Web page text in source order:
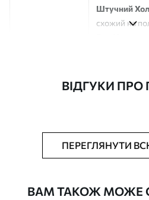
Штучний
схожий на
Додатково Можна
ВІДГУКИ
ПЕРЕГЛЯНУТИ
ВАМ ТАКОЖ МОЖЕ